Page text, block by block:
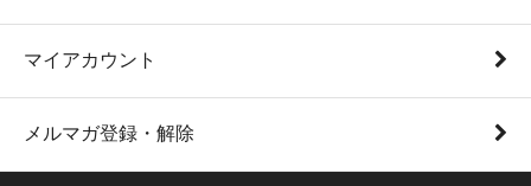
マイアカウント
メルマガ登録・解除